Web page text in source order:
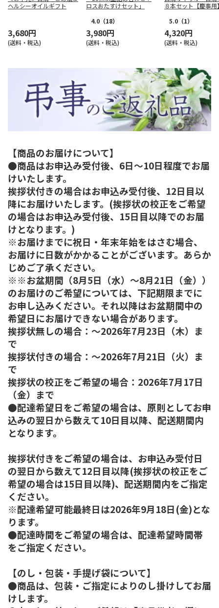
ヘルシーオイルギフト
3,680円
(送料・税込)
ロスおたすけセット」
4.0 （18）
3,980円
(送料・税込)
８本セット【慶事用
5.0 （1）
4,320円
(送料・税込)
【商品のお届けについて】
●商品はお申込み受付後、6日～10日程度でお届
けいたします。
挨拶状付きの場合はお申込み受付後、12日目以
降にお届けいたします。(挨拶状の校正をご希望
の場合はお申込み受付後、15日目以降でのお届
けとなります。)
※お届けまでに祝日・年末年始をはさむ場合、
お届けに日数がかかることがございます。あらか
じめご了承ください。
※※お盆期間（8月5日（水）～8月21日（金））
のお届けのご希望については、下記期限までに
お申し込みください。それ以降はお盆期間中の
希望日にお届けできない場合があります。
挨拶状無しの場合：～2026年7月23日（木）ま
で
挨拶状付きの場合：～2026年7月21日（火）ま
で
挨拶状の校正をご希望の場合：2026年7月17日
（金）まで
●配達希望日をご希望の場合は、原則としてお申
込みの翌日から数えて10日目以降、配送期間内
となります。
挨拶状付きをご希望の場合は、お申込み受付日
の翌日から数えて12日目以降(挨拶状の校正をご
希望の場合は15日目以降)、配送期間内をご指定
ください。
※配達希望可能最終日は2026年9月18日(金)とな
ります。
●配達時間をご希望の場合は、配達希望時間帯
をご指定ください。
【のし・包装・手提げ袋について】
●商品は、包装・ご指定によりのし掛けしてお届
けします。